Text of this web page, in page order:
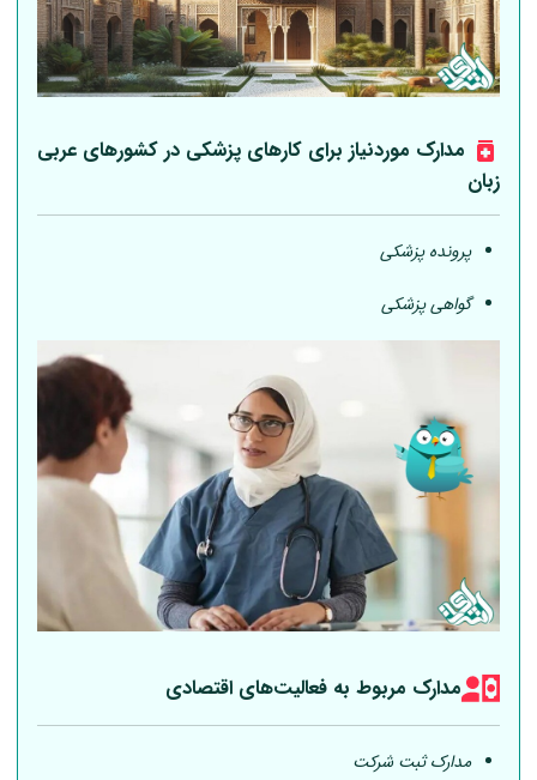
مدارک موردنیاز برای کارهای پزشکی در کشورهای عربی
زبان
پرونده پزشکی
گواهی پزشکی
مدارک مربوط به فعالیت‎‌های اقتصادی
مدارک ثبت شرکت